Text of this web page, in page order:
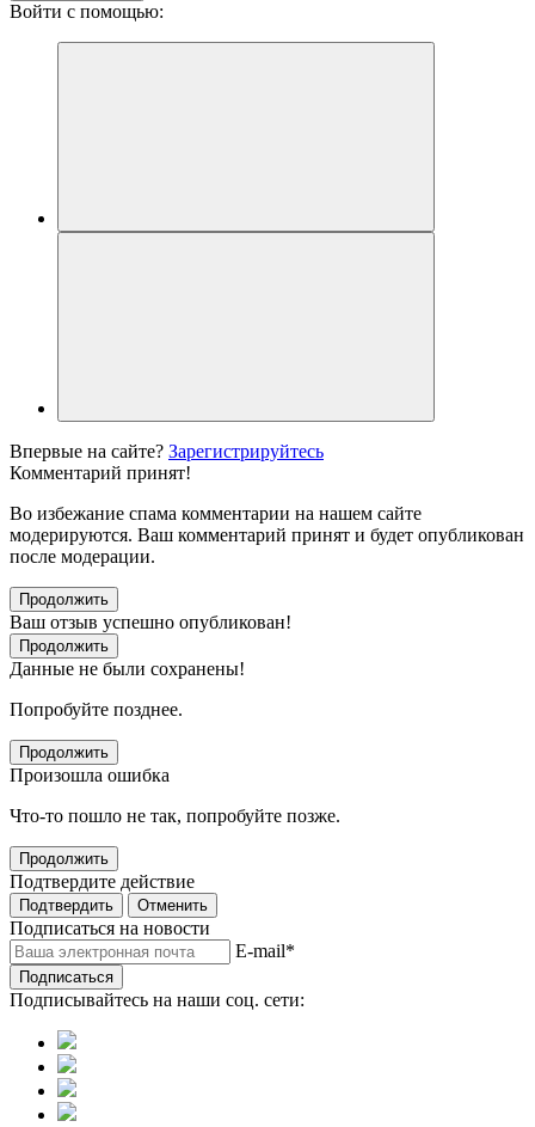
Войти с помощью:
Впервые на сайте? Зарегистрируйтесь
Комментарий принят!
Во избежание спама комментарии на нашем сайте
модерируются. Ваш комментарий принят и будет опубликован
после модерации.
Продолжить
Ваш отзыв успешно опубликован!
Продолжить
Данные не были сохранены!
Попробуйте позднее.
Продолжить
Произошла ошибка
Что-то пошло не так, попробуйте позже.
Продолжить
Подтвердите действие
Подтвердить Отменить
Подписаться на новости
E-mail*
Подписаться
Подписывайтесь на наши соц. сети: